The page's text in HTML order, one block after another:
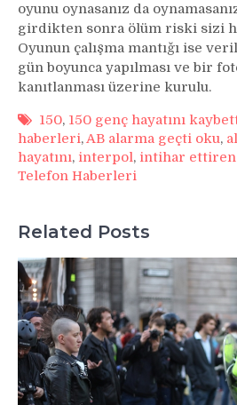
oyunu oynasanız da
girdikten sonra ölüm riski sizi
Oyunun çalışma mantığı ise
gün boyunca yapılması ve bir
kanıtlanması üzerine kurulu.
150, 150 genç hayatını
haberleri,AB alarma geçti oku,
hayatını, interpol, intihar ettiren
Telefon Haberleri
Related Posts